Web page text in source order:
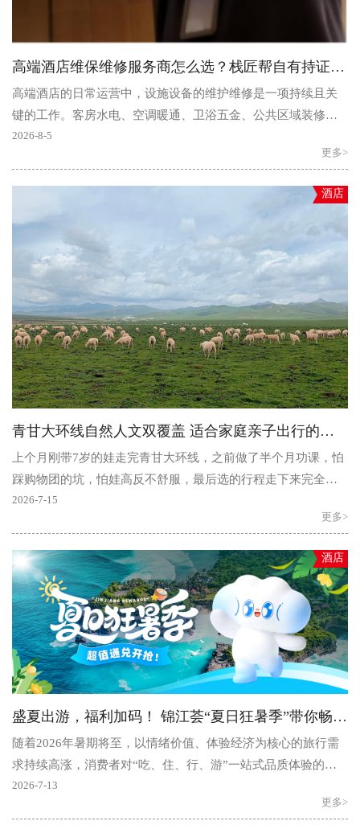
高端酒店维保维修服务商怎么选？栈匠帮自有持证师傅兜底，透明一口价兜住预算
高端酒店的日常运营中，设施设备的维护维修是一项持续且关
键的工作。客房水电、空调暖通、卫浴五金、公共区域装修
——每一处细节都直接关系到住客的入住体验和酒店的网络口..
2026-8-5
更多>
酒店
青甘大环线自然人文双覆盖 适合家庭亲子出行的纯玩舒适游玩攻略
上个月刚带7岁的娃走完青甘大环线，之前做了半个月功课，怕
踩购物团的坑，怕娃高反不舒服，最后选的行程走下来完全超
出预期：娃既看到了青海湖的蓝、七彩丹霞的层叠色彩，..
2026-7-15
更多>
酒店
盛夏出游，福利加码！ 锦江荟“夏日狂暑季”带你畅享夏日好时光
随着2026年暑期将至，以情绪价值、体验经济为核心的旅行需
求持续高涨，消费者对“吃、住、行、游”一站式品质体验的期
待也在不断攀升。值此出游热潮，锦江国际旅途价值会员..
2026-7-13
更多>